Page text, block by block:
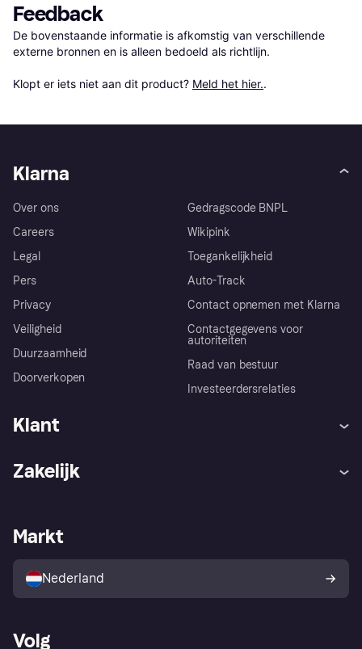
Feedback
De bovenstaande informatie is afkomstig van verschillende
externe bronnen en is alleen bedoeld als richtlijn.
Klopt er iets niet aan dit product? Meld het hier..
Klarna
Over ons
Careers
Legal
Pers
Privacy
Veiligheid
Duurzaamheid
Doorverkopen
Gedragscode BNPL
Wikipink
Toegankelijkheid
Auto-Track
Contact opnemen met Klarna
Contactgegevens voor
autoriteiten
Raad van bestuur
Investeerdersrelaties
Klant
Winkeloverzicht
Kopersbescherming voor
consumenten
Zakelijk
Zakelijke login
Markt
Nederland
Volg